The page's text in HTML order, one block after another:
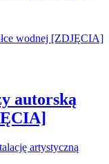
autorską